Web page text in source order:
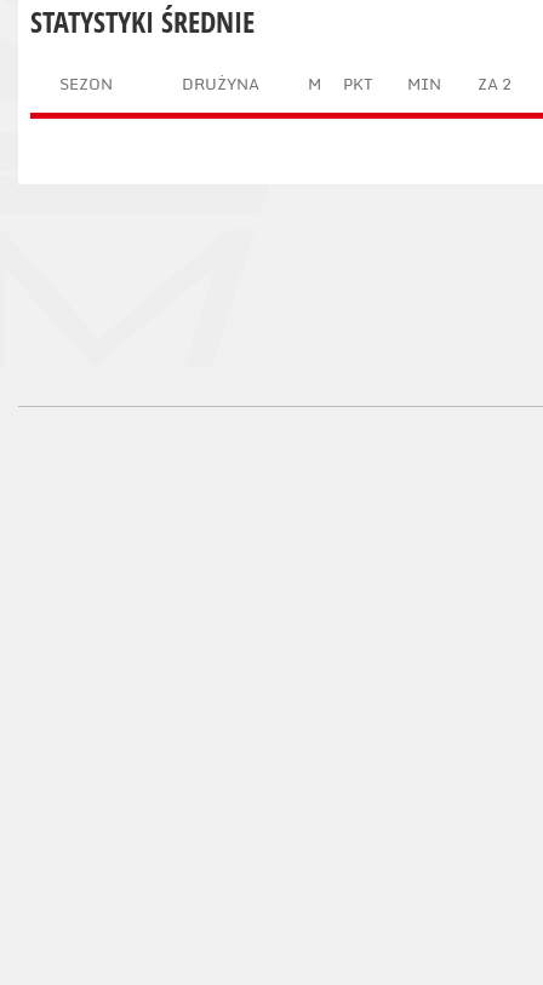
STATYSTYKI ŚREDNIE
SEZON DRUŻYNA M PKT MIN ZA 2